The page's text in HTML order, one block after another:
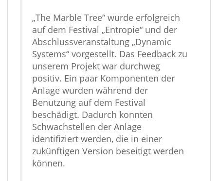
„The Marble Tree“ wurde erfolgreich
auf dem Festival „Entropie“ und der
Abschlussveranstaltung „Dynamic
Systems“ vorgestellt. Das Feedback zu
unserem Projekt war durchweg
positiv. Ein paar Komponenten der
Anlage wurden während der
Benutzung auf dem Festival
beschädigt. Dadurch konnten
Schwachstellen der Anlage
identifiziert werden, die in einer
zukünftigen Version beseitigt werden
können.